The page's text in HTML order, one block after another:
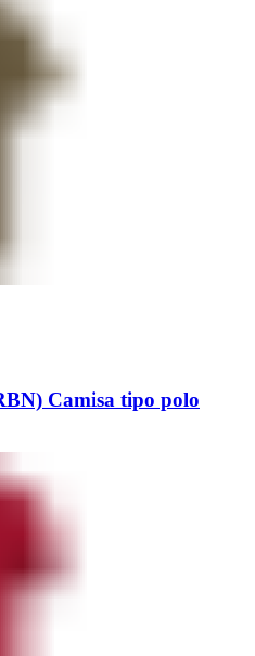
Camisa tipo polo